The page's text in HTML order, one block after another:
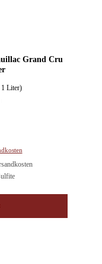
Grand Cru
1 Liter)